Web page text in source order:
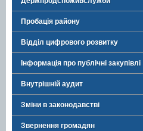
Пробація району
Відділ цифрового розвитку
Інформація про публічні закупівлі
Внутрішній аудит
Зміни в законодавстві
Звернення громадян